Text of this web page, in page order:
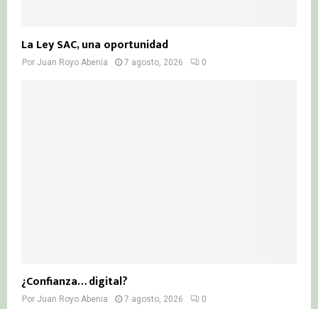
La Ley SAC, una oportunidad
Por Juan Royo Abenia 7 agosto, 2026 0
¿Confianza… digital?
Por Juan Royo Abenia 7 agosto, 2026 0